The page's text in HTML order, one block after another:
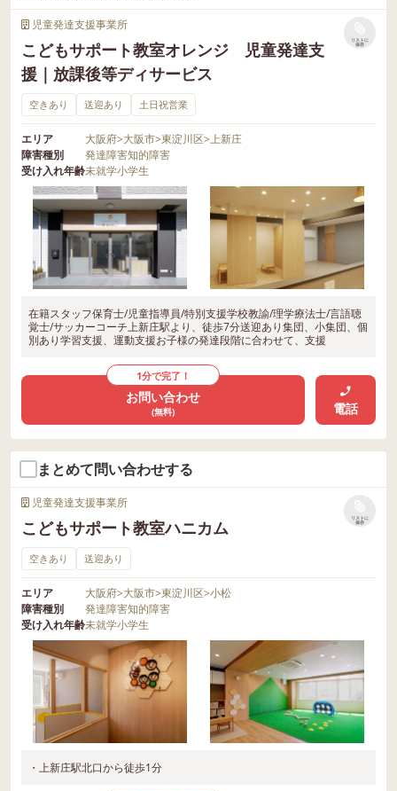
児童発達支援事業所
こどもサポート教室オレンジ 児童発達支
援｜放課後等ディサービス
リストに
保存
空きあり 送迎あり 土日祝営業
エリア 大阪府>大阪市>東淀川区>上新庄
障害種別
発達障害知的障害
受け入れ年齢未就学小学生
在籍スタッフ保育士/児童指導員/特別支援学校教諭/理学療法士/言語聴
覚士/サッカーコーチ上新庄駅より、徒歩7分送迎あり集団、小集団、個
別あり学習支援、運動支援お子様の発達段階に合わせて、支援
1分で完了！
お問い合わせ
(無料) 電話
まとめて問い合わせする
児童発達支援事業所
こどもサポート教室ハニカム
リストに
保存
空きあり 送迎あり
エリア 大阪府>大阪市>東淀川区>小松
障害種別
発達障害知的障害
受け入れ年齢未就学小学生
・上新庄駅北口から徒歩1分